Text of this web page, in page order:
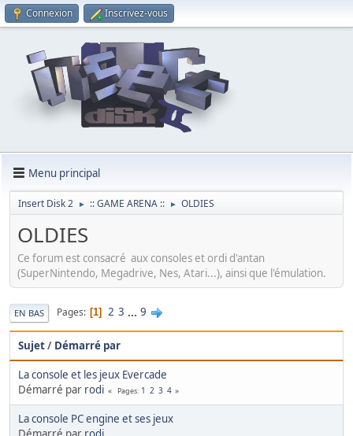
Connexion Inscrivez-vous
Menu principal
Insert Disk 2 ► :: GAME ARENA :: ► OLDIES
OLDIES
Ce forum est consacré aux consoles et ordi d'antan
(SuperNintendo, Megadrive, Nes, Atari...), ainsi que l'émulation.
EN BAS Pages 1 2 3 ... 9
Sujet/ Démarré par
La console et les jeux Evercade
Démarré par rodi Pages 1 2 3 4
La console PC engine et ses jeux